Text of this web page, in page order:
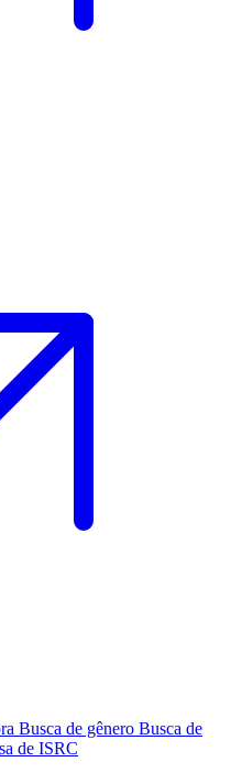
Busca de gênero Busca de
de ISRC